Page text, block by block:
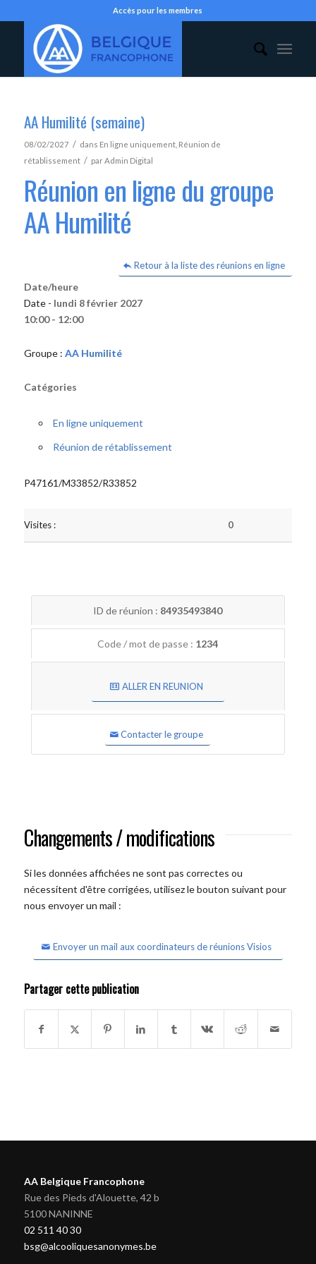
Accès pour les membres
AA Humilité (semaine)
08/02/2027 / dans En ligne uniquement, Réunion de
rétablissement / parAdmin Digital
Réunion en ligne du groupe
AA Humilité
Retour à la liste des réunions en ligne
Date/heure
Date - lundi 8 février 2027
10:00 - 12:00
Groupe : AA Humilité
Catégories
En ligne uniquement
Réunion de rétablissement
P47161/M33852/R33852
Visites : 0
ID de réunion : 84935493840
Code / mot de passe : 1234
ALLER EN REUNION
Contacter le groupe
Changements / modifications
Si les données affichées ne sont pas correctes ou
nécessitent d'être corrigées, utilisez le bouton suivant pour
nous envoyer un mail :
Envoyer un mail aux coordinateurs de réunions Visios
Partager cette publication
AA Belgique Francophone
Rue des Pieds d'Alouette, 42 b
5100 NANINNE
02 511 40 30
bsg@alcooliquesanonymes.be